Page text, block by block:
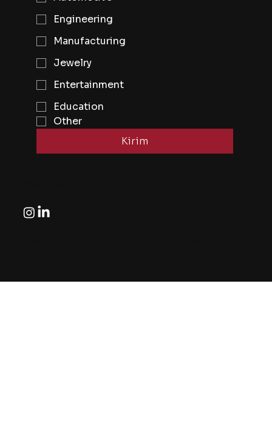
Engineering
Manufacturing
Jewelry
Entertainment
Education
Other
Kirim